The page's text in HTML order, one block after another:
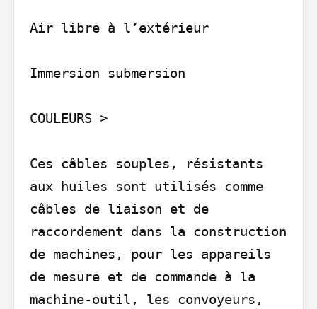
Air libre à l’extérieur
Immersion submersion
COULEURS >
Ces câbles souples, résistants
aux huiles sont utilisés comme
câbles de liaison et de
raccordement dans la construction
de machines, pour les appareils
de mesure et de commande à la
machine-outil, les convoyeurs,